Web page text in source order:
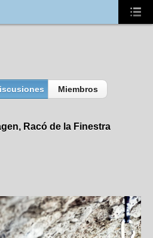
Miembros
Racó de la Finestra